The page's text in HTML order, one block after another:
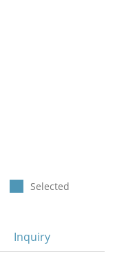
Selected
Inquiry